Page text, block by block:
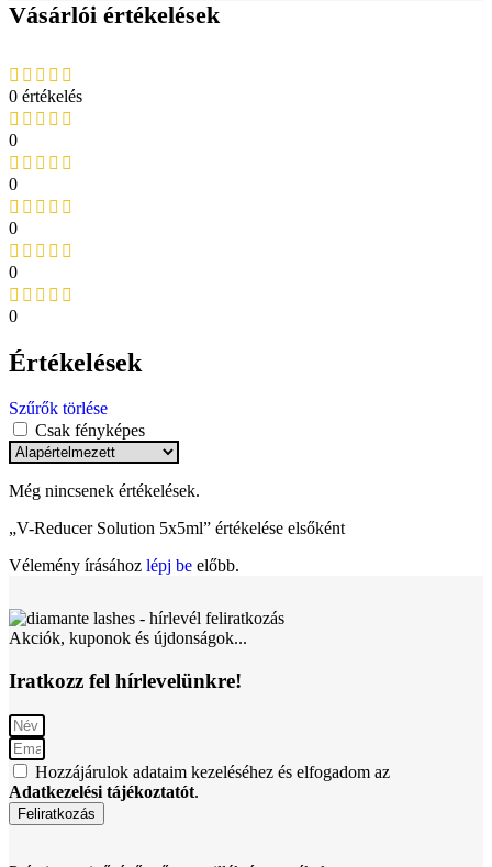
Vásárlói értékelések
0 értékelés
0
0
0
0
0
Értékelések
Szűrők törlése
Csak fényképes
Még nincsenek értékelések.
„V-Reducer Solution 5x5ml” értékelése elsőként
Vélemény írásához lépj be előbb.
Akciók, kuponok és újdonságok...
Iratkozz fel hírlevelünkre!
Hozzájárulok adataim kezeléséhez és elfogadom az
Adatkezelési tájékoztatót.
Feliratkozás